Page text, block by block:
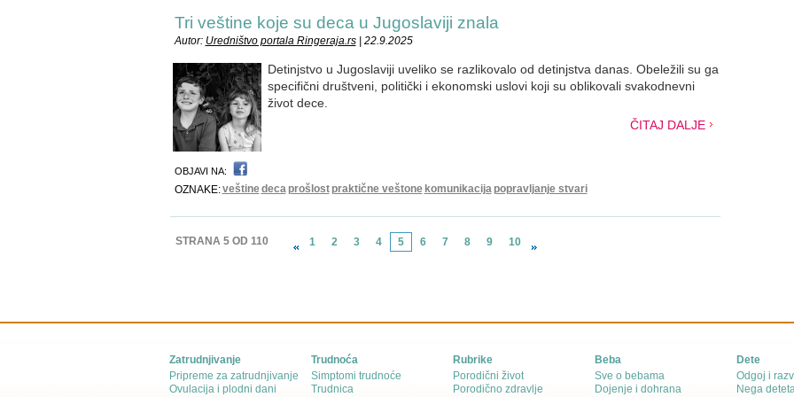
Tri veštine koje su deca u Jugoslaviji znala
Autor: Uredništvo portala Ringeraja.rs| 22.9.2025
Detinjstvo u Jugoslaviji uveliko se razlikovalo od detinjstva danas. Obeležili su ga
specifični društveni, politički i ekonomski uslovi koji su oblikovali svakodnevni
život dece.
ČITAJ DALJE
OBJAVI NA:
OZNAKE:veštinedeca prošlost praktične veštone komunikacija popravljanje stvari
STRANA 5 OD 110 1 2 3 4 5 6 7 8 9 10
Zatrudnjivanje
Pripreme za zatrudnjivanje
Ovulacija i plodni dani
Trudnoća
Simptomi trudnoće
Trudnica
Rubrike
Porodični život
Porodično zdravlje
Beba
Sve o bebama
Dojenje i dohrana
Dete
Odgoj i
Nega